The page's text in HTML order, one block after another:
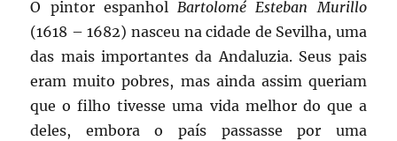
O pintor espanholBartolomé Esteban Murillo
(1618 – 1682) nasceu na cidade de Sevilha, uma
das mais importantes da Andaluzia. Seus pais
eram muito pobres, mas ainda assim queriam
que o filho tivesse uma vida melhor do que a
deles, embora o país passasse por uma